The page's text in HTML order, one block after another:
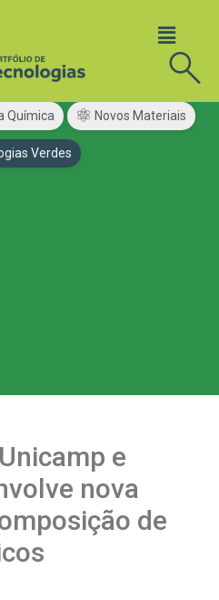
Química Novos Materiais
Verdes
e
nova
de